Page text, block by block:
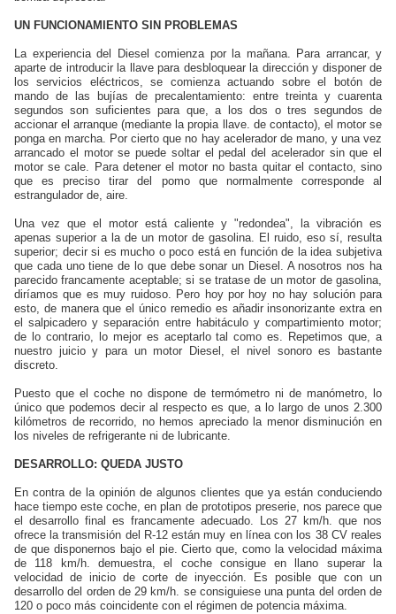
UN FUNCIONAMIENTO SIN PROBLEMAS
La experiencia del Diesel comienza por la mañana. Para arrancar, y
aparte de introducir la llave para desbloquear la dirección y disponer de
los servicios eléctricos, se comienza actuando sobre el botón de
mando de las bujías de precalentamiento: entre treinta y cuarenta
segundos son suficientes para que, a los dos o tres segundos de
accionar el arranque (mediante la propia llave. de contacto), el motor se
ponga en marcha. Por cierto que no hay acelerador de mano, y una vez
arrancado el motor se puede soltar el pedal del acelerador sin que el
motor se cale. Para detener el motor no basta quitar el contacto, sino
que es preciso tirar del pomo que normalmente corresponde al
estrangulador de, aire.
Una vez que el motor está caliente y "redondea", la vibración es
apenas superior a la de un motor de gasolina. El ruido, eso sí, resulta
superior; decir si es mucho o poco está en función de la idea subjetiva
que cada uno tiene de lo que debe sonar un Diesel. A nosotros nos ha
parecido francamente aceptable; si se tratase de un motor de gasolina,
diríamos que es muy ruidoso. Pero hoy por hoy no hay solución para
esto, de manera que el único remedio es añadir insonorizante extra en
el salpicadero y separación entre habitáculo y compartimiento motor;
de lo contrario, lo mejor es aceptarlo tal como es. Repetimos que, a
nuestro juicio y para un motor Diesel, el nivel sonoro es bastante
discreto.
Puesto que el coche no dispone de termómetro ni de manómetro, lo
único que podemos decir al respecto es que, a lo largo de unos 2.300
kilómetros de recorrido, no hemos apreciado la menor disminución en
los niveles de refrigerante ni de lubricante.
DESARROLLO: QUEDA JUSTO
En contra de la opinión de algunos clientes que ya están conduciendo
hace tiempo este coche, en plan de prototipos preserie, nos parece que
el desarrollo final es francamente adecuado. Los 27 km/h. que nos
ofrece la transmisión del R-12están muy en línea con los 38 CV reales
de que disponernos bajo el pie. Cierto que, como la velocidad máxima
de 118 km/h. demuestra, el coche consigue en llano superar la
velocidad de inicio de corte de inyección. Es posible que con un
desarrollo del orden de 29 km/h. se consiguiese una punta del orden de
120 o poco más coincidente con el régimen de potencia máxima.